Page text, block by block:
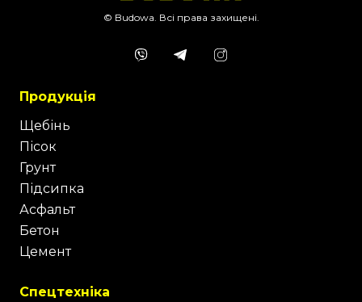
© Budowa. Всі права захищені.
Продукція
Щебінь
Пісок
Грунт
Підсипка
Асфальт
Бетон
Цемент
Спецтехніка